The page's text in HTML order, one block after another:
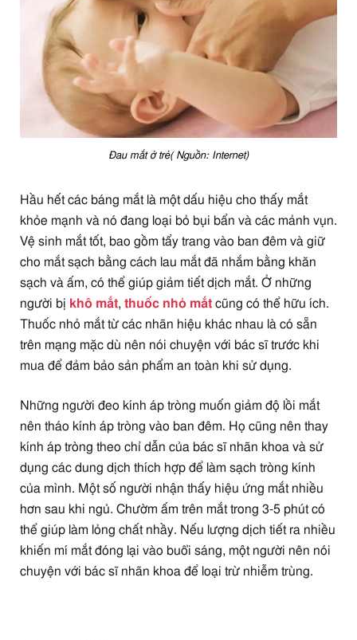
Đau mắt ở trẻ( Nguồn: Internet)
Hầu hết các báng mắt là một dấu hiệu cho thấy mắt
khỏe mạnh và nó đang loại bỏ bụi bẩn và các mảnh vụn.
Vệ sinh mắt tốt, bao gồm tẩy trang vào ban đêm và giữ
cho mắt sạch bằng cách lau mắt đã nhắm bằng khăn
sạch và ấm, có thể giúp giảm tiết dịch mắt. Ở những
người bị khô mắt, thuốc nhỏ mắt cũng có thể hữu ích.
Thuốc nhỏ mắt từ các nhãn hiệu khác nhau là có sẵn
trên mạng mặc dù nên nói chuyện với bác sĩ trước khi
mua để đảm bảo sản phẩm an toàn khi sử dụng.
Những người đeo kính áp tròng muốn giảm độ lồi mắt
nên tháo kính áp tròng vào ban đêm. Họ cũng nên thay
kính áp tròng theo chỉ dẫn của bác sĩ nhãn khoa và sử
dụng các dung dịch thích hợp để làm sạch tròng kính
của mình. Một số người nhận thấy hiệu ứng mắt nhiều
hơn sau khi ngủ. Chườm ấm trên mắt trong 3-5 phút có
thể giúp làm lỏng chất nhầy. Nếu lượng dịch tiết ra nhiều
khiến mí mắt đóng lại vào buổi sáng, một người nên nói
chuyện với bác sĩ nhãn khoa để loại trừ nhiễm trùng.